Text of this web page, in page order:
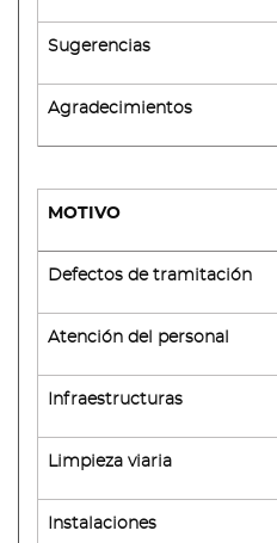
Sugerencias
Agradecimientos
MOTIVO
Defectos de tramitación
Atención del personal
Infraestructuras
Limpieza viaria
Instalaciones